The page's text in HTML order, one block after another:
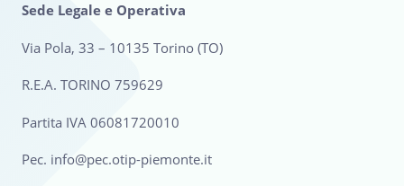
Sede Legale e Operativa
Via Pola, 33 – 10135 Torino (TO)
R.E.A. TORINO 759629
Partita IVA 06081720010
Pec. info@pec.otip-piemonte.it